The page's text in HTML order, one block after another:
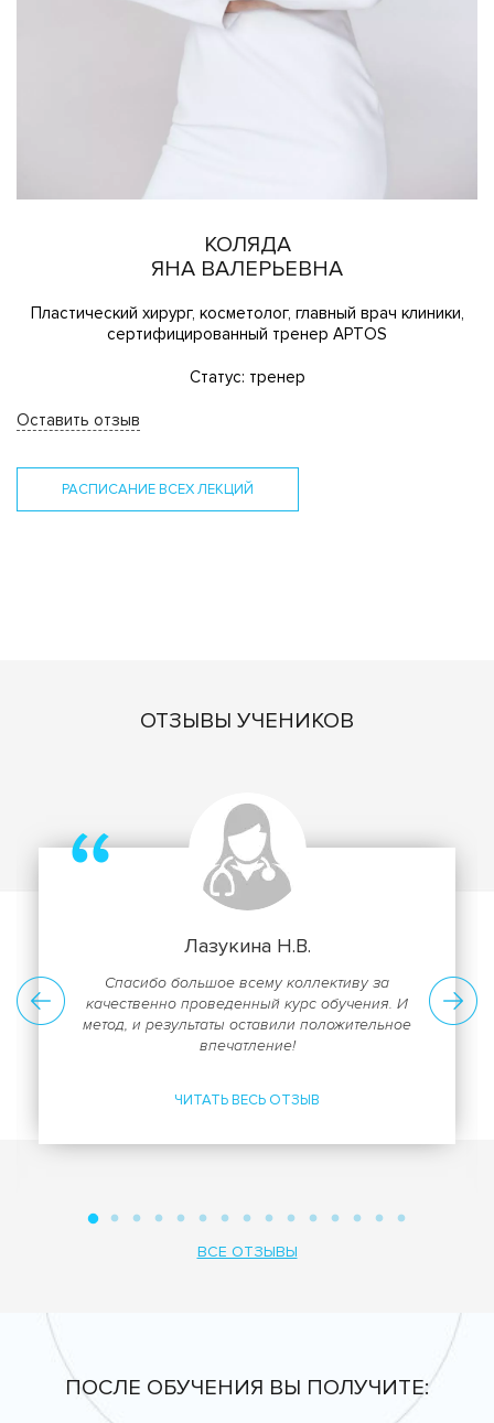
КОЛЯДА
ЯНА ВАЛЕРЬЕВНА
Пластический хирург, косметолог, главный врач клиники,
сертифицированный тренер APTOS
Статус: тренер
Оставить отзыв
РАСПИСАНИЕ ВСЕХ ЛЕКЦИЙ
ОТЗЫВЫ УЧЕНИКОВ
Лазукина Н.В.
Спасибо большое всему коллективу за
качественно проведенный курс обучения. И
метод, и результаты оставили положительное
впечатление!
ЧИТАТЬ ВЕСЬ ОТЗЫВ
ВСЕ ОТЗЫВЫ
ПОСЛЕ ОБУЧЕНИЯ ВЫ ПОЛУЧИТЕ: